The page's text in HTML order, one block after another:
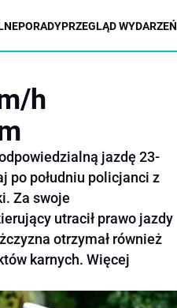
PORADYPRZEGLĄD WYDARZEŃ
h
jazdę 23-
po południu policjanci z
Za swoje
utracił prawo jazdy
otrzymał również
karnych. Więcej